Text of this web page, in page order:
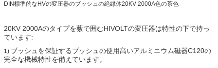
DIN標準的なHVの変圧器のブッシュの絶縁体20KV 2000A色の茶色
20KV 2000Aのタイプを薮で囲むHIVOLTの変圧器は特性の下で持っ
ています:
1) ブッシュを保証するブッシュの使用高いアルミニウム磁器C120の
完全な機械特性を備えています。